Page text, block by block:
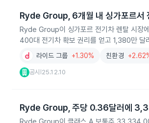
Ryde Group, 6개월 내 싱가포르서
Ryde Group이 싱가포르 전기차 렌탈 시
400대 전기차 확보 권리를 얻고 1,380만 달
라이드 그룹 +1.30% 친환경
공시 25.12.10
Ryde Group, 주당 0.36달러에